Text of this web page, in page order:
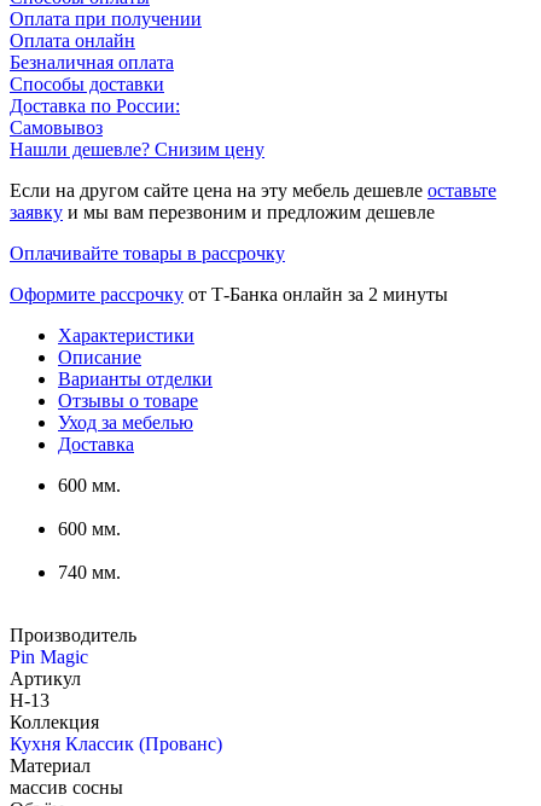
Оплата при получении
Оплата онлайн
Безналичная оплата
Способы доставки
Доставка по России:
Самовывоз
Нашли дешевле? Снизим цену
Если на другом сайте цена на эту мебель дешевле оставьте
заявку и мы вам перезвоним и предложим дешевле
Оплачивайте товары в рассрочку
Оформите рассрочку от Т-Банка онлайн за 2 минуты
Характеристики
Описание
Варианты отделки
Отзывы о товаре
Уход за мебелью
Доставка
600 мм.
600 мм.
740 мм.
Производитель
Pin Magic
Артикул
Н-13
Коллекция
Кухня Классик (Прованс)
Материал
массив сосны